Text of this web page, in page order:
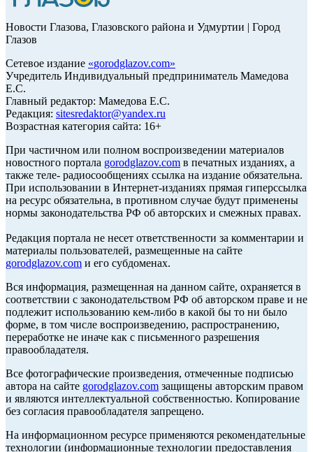
Новости Глазова, Глазовского района и Удмуртии | Город
Глазов
Сетевое издание «gorodglazov.com»
Учредитель Индивидуальный предприниматель Мамедова
Е.С.
Главный редактор: Мамедова Е.С.
Редакция: sitesredaktor@yandex.ru
Возрастная категория сайта: 16+
При частичном или полном воспроизведении материалов
новостного портала gorodglazov.com в печатных изданиях, а
также теле- радиосообщениях ссылка на издание обязательна.
При использовании в Интернет-изданиях прямая гиперссылка
на ресурс обязательна, в противном случае будут применены
нормы законодательства РФ об авторских и смежных правах.
Редакция портала не несет ответственности за комментарии и
материалы пользователей, размещенные на сайте
gorodglazov.com и его субдоменах.
Вся информация, размещенная на данном сайте, охраняется в
соответствии с законодательством РФ об авторском праве и не
подлежит использованию кем-либо в какой бы то ни было
форме, в том числе воспроизведению, распространению,
переработке не иначе как с письменного разрешения
правообладателя.
Все фотографические произведения, отмеченные подписью
автора на сайте gorodglazov.com защищены авторским правом
и являются интеллектуальной собственностью. Копирование
без согласия правообладателя запрещено.
На информационном ресурсе применяются рекомендательные
технологии (информационные технологии предоставления